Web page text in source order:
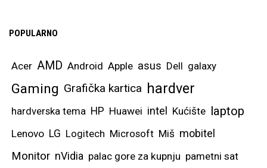
POPULARNO
Acer AMD Android Apple asus Dell galaxy
Gaming Grafička kartica hardver
hardverska tema HP Huawei intel Kućište laptop
Lenovo LG Logitech Microsoft Miš mobitel
Monitor nVidia palac gore za kupnju pametni sat